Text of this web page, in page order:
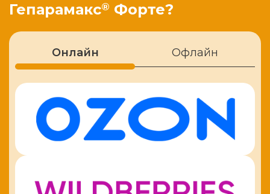
Гепарамакс® Форте?
Онлайн Офлайн